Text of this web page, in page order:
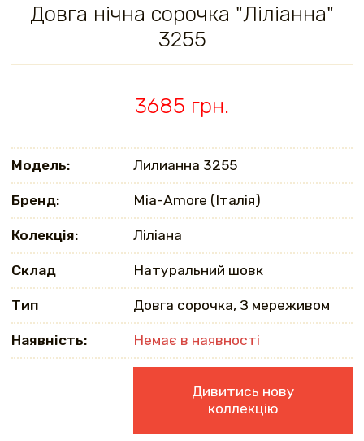
Довга нічна сорочка "Ліліанна"
3255
3685 грн.
Модель: Лилианна 3255
Бренд: Mia-Amore (Італія)
Колекція: Ліліана
Склад Натуральний шовк
Тип Довга сорочка, З мереживом
Наявність: Немає в наявності
Дивитись нову
коллекцію